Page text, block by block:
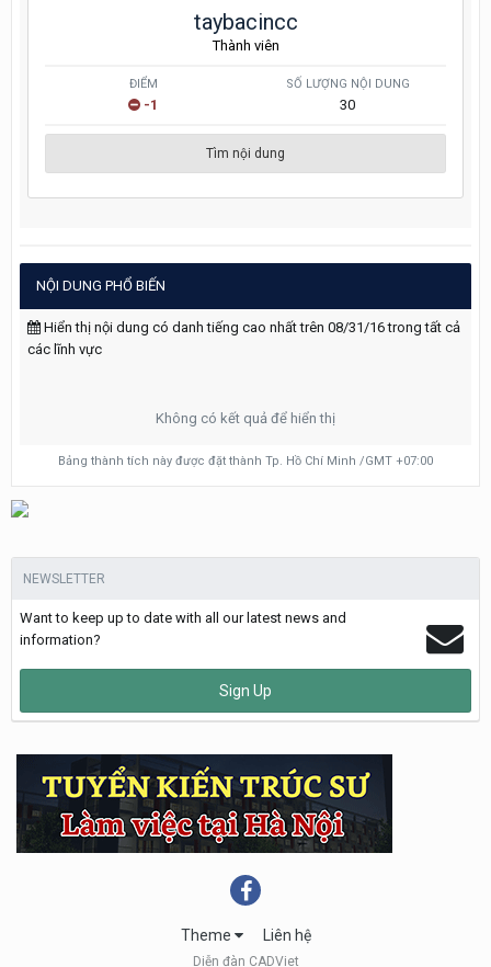
taybacincc
Thành viên
ĐIỂM
-1
SỐ LƯỢNG NỘI DUNG
30
Tìm nội dung
NỘI DUNG PHỔ BIẾN
Hiển thị nội dung có danh tiếng cao nhất trên 08/31/16 trong tất cả
các lĩnh vực
Không có kết quả để hiển thị
Bảng thành tích này được đặt thành Tp. Hồ Chí Minh /GMT +07:00
NEWSLETTER
Want to keep up to date with all our latest news and
information?
Sign Up
Theme Liên hệ
Diễn đàn CADViet